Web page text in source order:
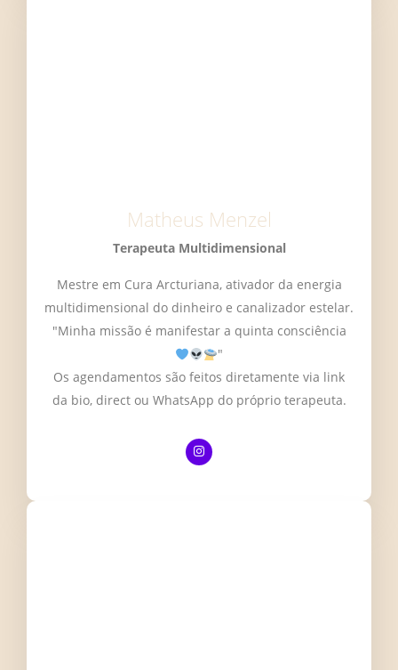
Matheus Menzel
Terapeuta Multidimensional
Mestre em Cura Arcturiana, ativador da energia
multidimensional do dinheiro e canalizador estelar.
"Minha missão é manifestar a quinta consciência
"
Os agendamentos são feitos diretamente via link
da bio, direct ou WhatsApp do próprio terapeuta.